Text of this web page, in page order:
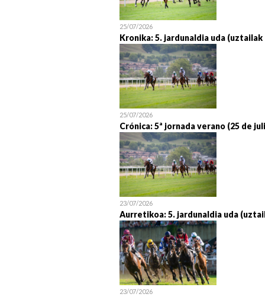
25/07/2026
Kronika: 5. jardunaldia uda (uztailak
25/07/2026
Crónica: 5ª jornada verano (25 de
23/07/2026
Aurretikoa: 5. jardunaldia uda
23/07/2026